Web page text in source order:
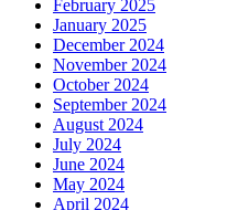
February 2025
January 2025
December 2024
November 2024
October 2024
September 2024
August 2024
July 2024
June 2024
May 2024
April 2024